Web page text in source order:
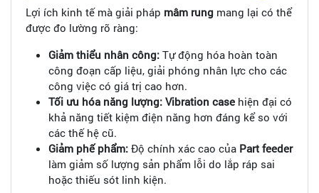
Lợi ích kinh tế mà giải pháp mâm rung mang lại có thể
được đo lường rõ ràng:
Giảm thiểu nhân công: Tự động hóa hoàn toàn
công đoạn cấp liệu, giải phóng nhân lực cho các
công việc có giá trị cao hơn.
Tối ưu hóa năng lượng: Vibration case hiện đại có
khả năng tiết kiệm điện năng hơn đáng kể so với
các thế hệ cũ.
Giảm phế phẩm: Độ chính xác cao của Part feeder
làm giảm số lượng sản phẩm lỗi do lắp ráp sai
hoặc thiếu sót linh kiện.